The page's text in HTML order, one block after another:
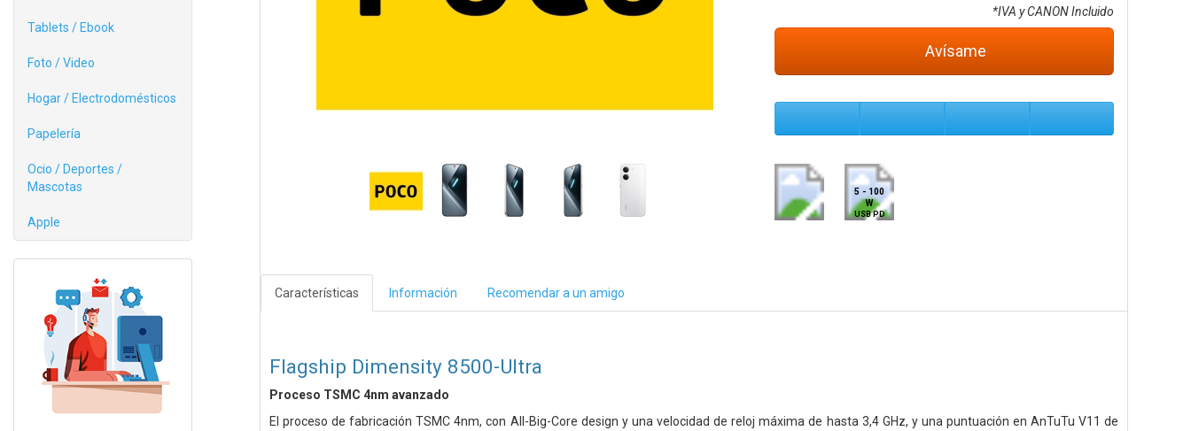
Tablets / Ebook
Foto / Video
Hogar / Electrodomésticos
Papelería
Ocio / Deportes /
Mascotas
Apple
*IVA y CANON Incluido
Avísame
5 - 100
W
USB PD
Características Información Recomendar a un amigo
Flagship Dimensity 8500-Ultra
Proceso TSMC 4nm avanzado
El proceso de fabricación TSMC 4nm, con All-Big-Core design y una velocidad de reloj máxima de hasta 3,4 GHz, y una puntuación en AnTuTu V11 de